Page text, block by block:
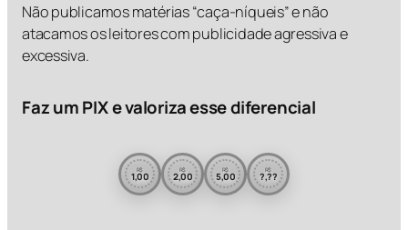
Não publicamos matérias “caça-níqueis” e não
atacamos os leitores com publicidade agressiva e
excessiva.
Faz um PIX e valoriza esse diferencial
R$
1,00 R$
2,00 R$
5,00 R$
?,??